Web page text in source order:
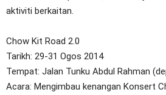
aktiviti berkaitan.
Chow Kit Road 2.0
Tarikh: 29-31 Ogos 2014
Tempat: Jalan Tunku Abdul Rahman
Acara: Mengimbau kenangan Konsert